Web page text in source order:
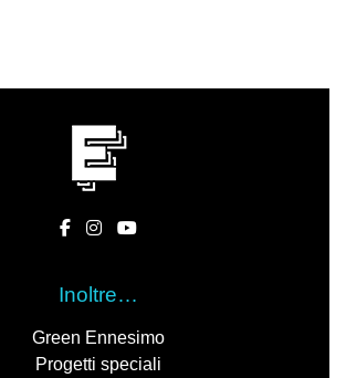
Inoltre…
Green Ennesimo
Progetti speciali